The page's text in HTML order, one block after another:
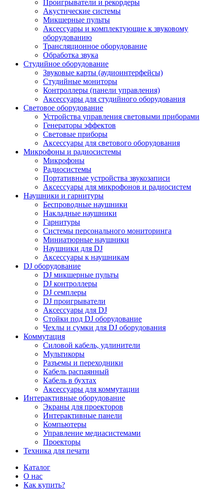
Проигрыватели и рекордеры
Акустические системы
Микшерные пульты
Аксессуары и комплектующие к звуковому
оборудованию
Трансляционное оборудование
Обработка звука
Студийное оборудование
Звуковые карты (аудиоинтерфейсы)
Студийные мониторы
Контроллеры (панели управления)
Аксессуары для студийного оборудования
Световое оборудование
Устройства управления световыми приборами
Генераторы эффектов
Световые приборы
Аксессуары для светового оборудования
Микрофоны и радиосистемы
Микрофоны
Радиосистемы
Портативные устройства звукозаписи
Аксессуары для микрофонов и радиосистем
Наушники и гарнитуры
Беспроводные наушники
Накладные наушники
Гарнитуры
Системы персонального мониторинга
Миниатюрные наушники
Наушники для DJ
Аксессуары к наушникам
DJ оборудование
DJ микшерные пульты
DJ контроллеры
DJ семплеры
DJ проигрыватели
Аксессуары для DJ
Стойки под DJ оборудование
Чехлы и сумки для DJ оборудования
Коммутация
Силовой кабель, удлинители
Мультикоры
Разъемы и переходники
Кабель распаянный
Кабель в бухтах
Аксессуары для коммутации
Интерактивные оборудование
Экраны для проекторов
Интерактивные панели
Компьютеры
Управление медиасистемами
Проекторы
Техника для печати
Каталог
О нас
Как купить?